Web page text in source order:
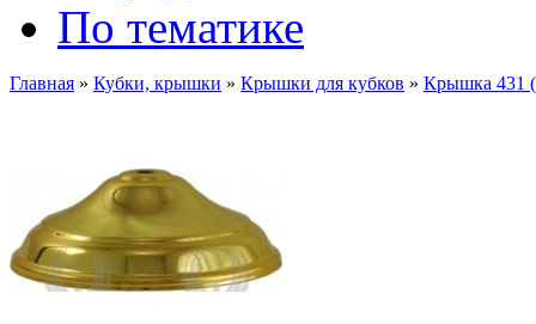
По тематике
Главная » Кубки, крышки » Крышки для кубков » Крышка 431